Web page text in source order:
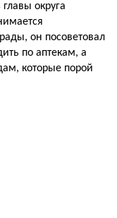
округа
он посоветовал
по аптекам, а
которые порой